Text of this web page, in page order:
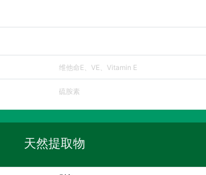
维他命E、VE、Vitamin E
硫胺素
天然提取物